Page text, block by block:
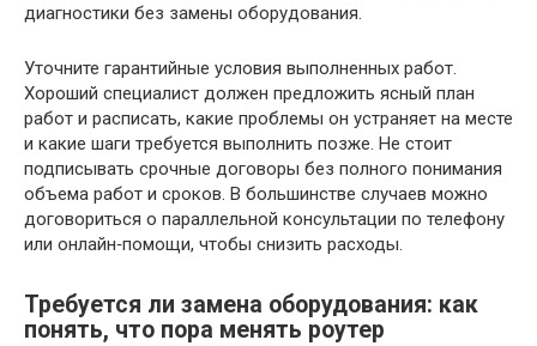
диагностики без замены оборудования.
Уточните гарантийные условия выполненных работ.
Хороший специалист должен предложить ясный план
работ и расписать, какие проблемы он устраняет на месте
и какие шаги требуется выполнить позже. Не стоит
подписывать срочные договоры без полного понимания
объема работ и сроков. В большинстве случаев можно
договориться о параллельной консультации по телефону
или онлайн‑помощи, чтобы снизить расходы.
Требуется ли замена оборудования: как
понять, что пора менять роутер